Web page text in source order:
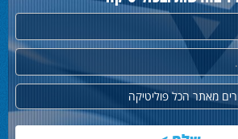
מאתר הכל פוליטיקה